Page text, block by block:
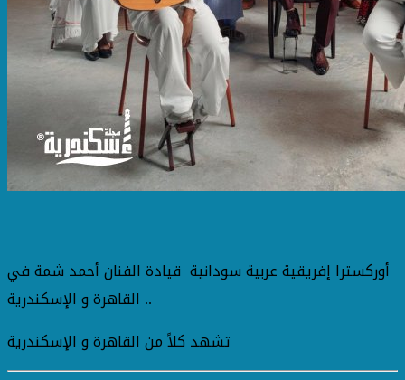
أوركسترا إفريقية عربية سودانية قيادة الفنان أحمد شمة في
القاهرة و الإسكندرية ..
تشهد كلاً من القاهرة و الإسكندرية